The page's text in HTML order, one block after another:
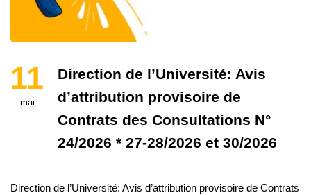
11
mai
Direction de l’Université: Avis
d’attribution provisoire de
Contrats des Consultations N°
24/2026 * 27-28/2026 et 30/2026
Direction de l’Université: Avis d’attribution provisoire de Contrats